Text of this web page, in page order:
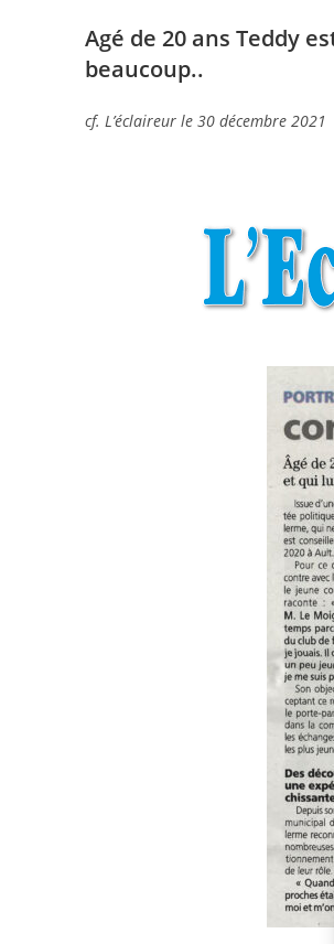
Agé de 20 ans Teddy
beaucoup..
cf. L’éclaireur le 30 décembre 2021